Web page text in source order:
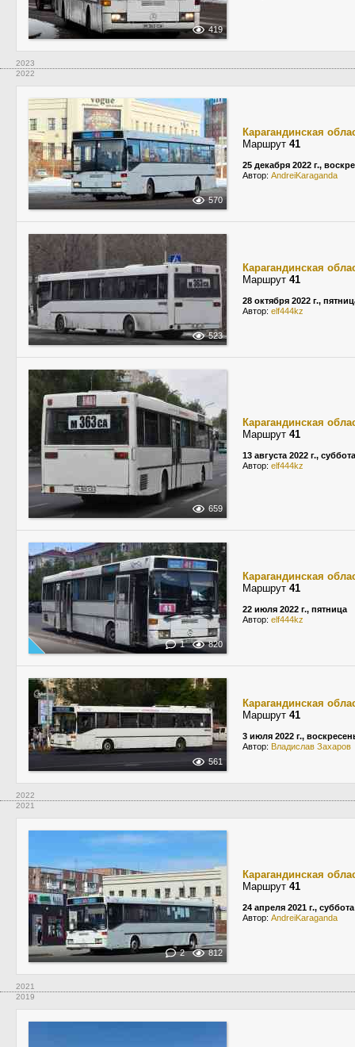
419
2023
2022
570
Карагандинская
Маршрут 41
25 декабря 2022 г.,
Автор: AndreiKaraganda
523
Карагандинская
Маршрут 41
28 октября 2022 г.,
Автор: elf444kz
659
Карагандинская
Маршрут 41
13 августа 2022 г., суббота
Автор: elf444kz
1 820
Карагандинская
Маршрут 41
22 июля 2022 г., пятница
Автор: elf444kz
561
Карагандинская
Маршрут 41
3 июля 2022 г.,
Автор: Владислав Захаров
2022
2021
2 812
Карагандинская
Маршрут 41
24 апреля 2021 г., суббота
Автор: AndreiKaraganda
2021
2019